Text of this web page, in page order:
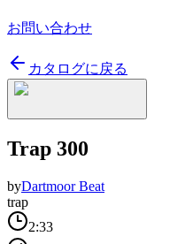
お問い合わせ
カタログに戻る
Trap 300
byDartmoor Beat
trap
2:33